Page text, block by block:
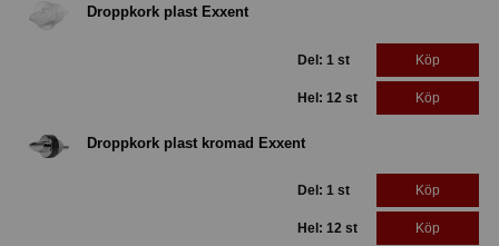
Droppkork plast Exxent
Del: 1 st Köp
Hel: 12 st Köp
Droppkork plast kromad Exxent
Del: 1 st Köp
Hel: 12 st Köp